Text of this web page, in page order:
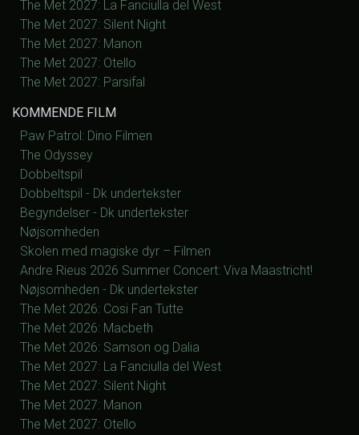
The Met 2027: La Fanciulla del West
The Met 2027: Silent Night
The Met 2027: Manon
The Met 2027: Otello
The Met 2027: Parsifal
KOMMENDE FILM
Paw Patrol: Dino Filmen
The Odyssey
Dobbeltspil
Dobbeltspil - Dk undertekster
Begyndelser - Dk undertekster
Nøjsomheden
Skolen med magiske dyr – Filmen
Andre Rieus 2026 Summer Concert: Viva Maastricht!
Nøjsomheden - Dk undertekster
The Met 2026: Cosi Fan Tutte
The Met 2026: Macbeth
The Met 2026: Samson og Dalia
The Met 2027: La Fanciulla del West
The Met 2027: Silent Night
The Met 2027: Manon
The Met 2027: Otello